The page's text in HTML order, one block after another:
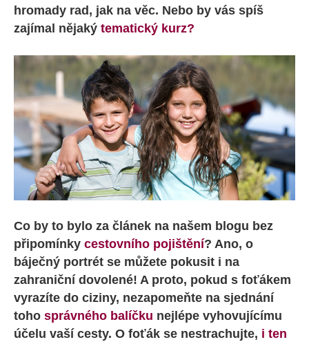
hromady rad, jak na věc. Nebo by vás spíš
zajímal nějaký tematický kurz?
Co by to bylo za článek na našem blogu bez
připomínky cestovního pojištění? Ano, o
báječný portrét se můžete pokusit i na
zahraniční dovolené! A proto, pokud s foťákem
vyrazíte do ciziny, nezapomeňte na sjednání
toho správného balíčku nejlépe vyhovujícímu
účelu vaší cesty. O foťák se nestrachujte, i ten